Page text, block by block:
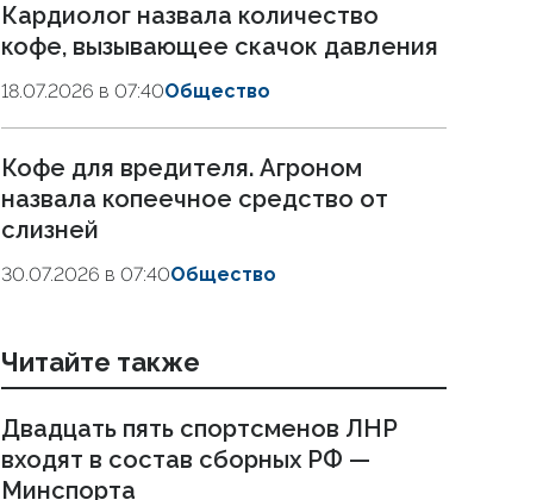
Кардиолог назвала количество
кофе, вызывающее скачок давления
18.07.2026 в 07:40Общество
Кофе для вредителя. Агроном
назвала копеечное средство от
слизней
30.07.2026 в 07:40Общество
Читайте также
Двадцать пять спортсменов ЛНР
входят в состав сборных РФ —
Минспорта